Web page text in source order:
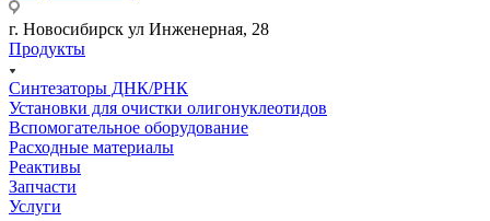
г. Новосибирск ул Инженерная, 28
Продукты
Синтезаторы ДНК/РНК
Установки для очистки олигонуклеотидов
Вспомогательное оборудование
Расходные материалы
Реактивы
Запчасти
Услуги